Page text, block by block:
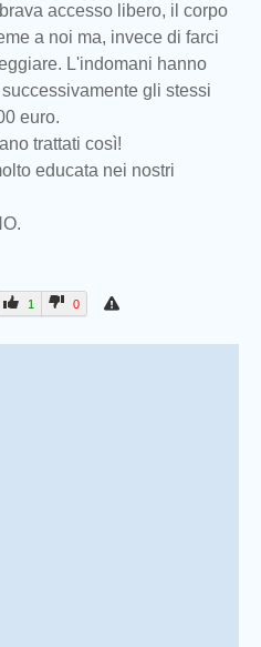
accesso libero, il corpo
a noi ma, invece di farci
L'indomani hanno
gli stessi
euro.
trattati così!
educata nei nostri
1 0